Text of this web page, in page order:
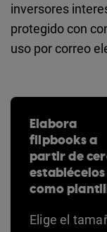
inversores
protegido con
uso por correo
Elabora
flipbooks a
partir de
establécelos
como
Elige el